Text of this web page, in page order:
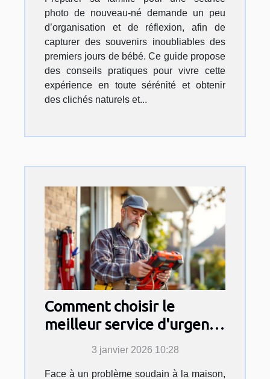
photo de nouveau-né demande un peu
d’organisation et de réflexion, afin de
capturer des souvenirs inoubliables des
premiers jours de bébé. Ce guide propose
des conseils pratiques pour vivre cette
expérience en toute sérénité et obtenir
des clichés naturels et...
Comment choisir le
meilleur service d'urgence
pour vos travaux
domestiques ?
3 janvier 2026 10:28
Face à un problème soudain à la maison,